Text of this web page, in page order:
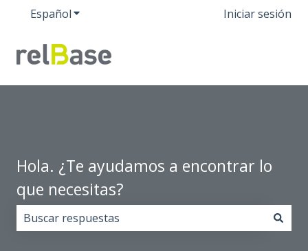
EspañolTraducciones de Mostrar submenú de
Iniciar sesión
Hola. ¿Te ayudamos a encontrar lo
que necesitas?